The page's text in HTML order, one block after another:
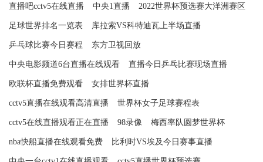
直播吧cctv5在线直播 中央1直播 2022世界杯预选赛大洋洲赛区
足球世界排名一览表 库拉索VS科特迪瓦上半场直播
乒乓球比赛今日赛程 东方卫视回放
中央电影频道6台直播在线观看 直播今日乒乓比赛现场直播
欧联杯直播免费观看 女排世界杯直播
cctv5直播在线观看高清直播 世界杯女子足球赛程表
cctv5在线直播观看正在直播 98录像 梅西率队圆梦世界杯
nba快船直播在线观看免费 比利时VS埃及今日赛事直播